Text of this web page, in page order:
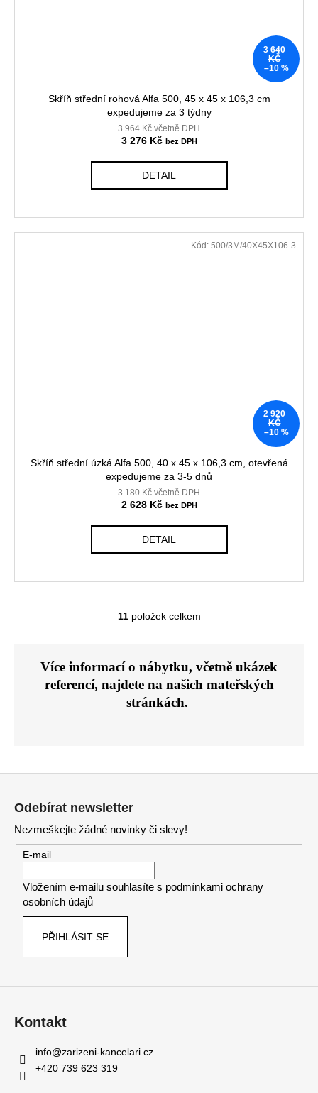
3 640
KČ
–10 %
Skříň střední rohová Alfa 500, 45 x 45 x 106,3 cm
expedujeme za 3 týdny
3 964 Kč včetně DPH
3 276 Kč
DETAIL
2 920
KČ
–10 %
Skříň střední úzká Alfa 500, 40 x 45 x 106,3 cm, otevřená
expedujeme za 3-5 dnů
3 180 Kč včetně DPH
2 628 Kč
DETAIL
Kód: 500/3M/40X45X106-3
O
á
d
a
v
ý
s
11položek celkem
Více informací o nábytku, včetně ukázek
referencí, najdete na našich mateřských
stránkách.
Odebírat newsletter
Nezmeškejte žádné novinky či slevy!
E-mail
Vložením e-mailu souhlasíte s podmínkami ochrany
osobních údajů
PŘIHLÁSIT SE
Kontakt
info@zarizeni-kancelari.cz
+420 739 623 319